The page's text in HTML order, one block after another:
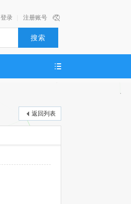
注册账号
登录
搜索
返回列表